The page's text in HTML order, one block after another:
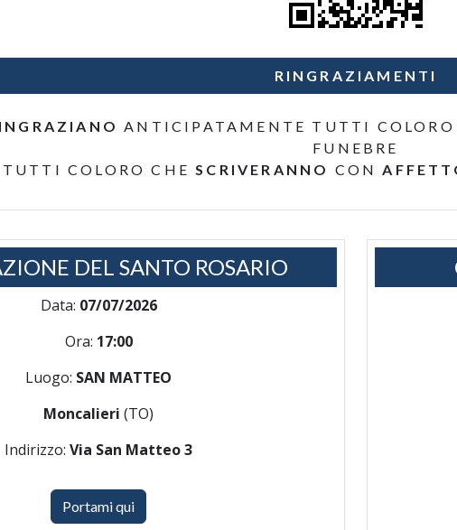
RINGRAZIAMENTI
ANTICIPATAMENTE TUTTI COLORO
FUNEBRE
TUTTI COLORO CHESCRIVERANNO CON
DEL SANTO ROSARIO
Data: 07/07/2026
Ora: 17:00
Luogo: SAN MATTEO
Moncalieri (TO)
Indirizzo: Via San Matteo 3
Portami qui